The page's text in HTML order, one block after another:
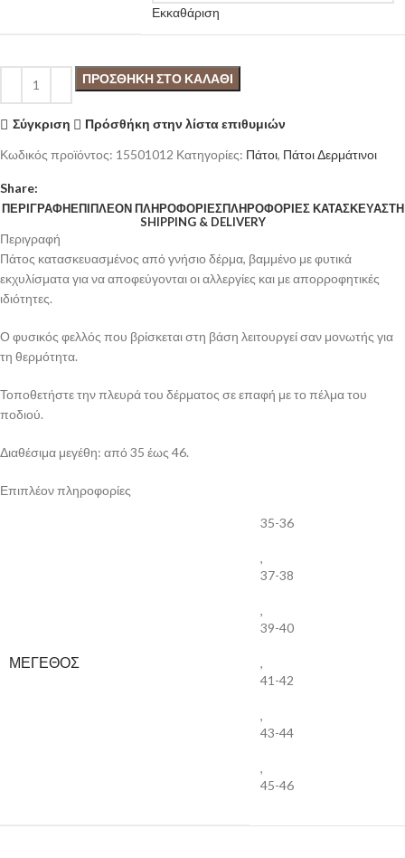
Εκκαθάριση
ΠΡΟΣΘΉΚΗ ΣΤΟ ΚΑΛΆΘΙ
Σύγκριση
Πρόσθήκη στην λίστα επιθυμιών
Κωδικός προϊόντος: 15501012 Κατηγορίες: Πάτοι, Πάτοι Δερμάτινοι
Share:
ΠΕΡΙΓΡΑΦΉΕΠΙΠΛΈΟΝ ΠΛΗΡΟΦΟΡΊΕΣΠΛΗΡΟΦΟΡΊΕΣ ΚΑΤΑΣΚΕΥΑΣΤΉ
SHIPPING & DELIVERY
Περιγραφή
Πάτος κατασκευασμένος από γνήσιο δέρμα, βαμμένο με φυτικά
εκχυλίσματα για να αποφεύγονται οι αλλεργίες και με απορροφητικές
ιδιότητες.
Ο φυσικός φελλός που βρίσκεται στη βάση λειτουργεί σαν μονωτής για
τη θερμότητα.
Τοποθετήστε την πλευρά του δέρματος σε επαφή με το πέλμα του
ποδιού.
Διαθέσιμα μεγέθη: από 35 έως 46.
Επιπλέον πληροφορίες
ΜΕΓΕΘΟΣ
35-36
,
37-38
,
39-40
,
41-42
,
43-44
,
45-46